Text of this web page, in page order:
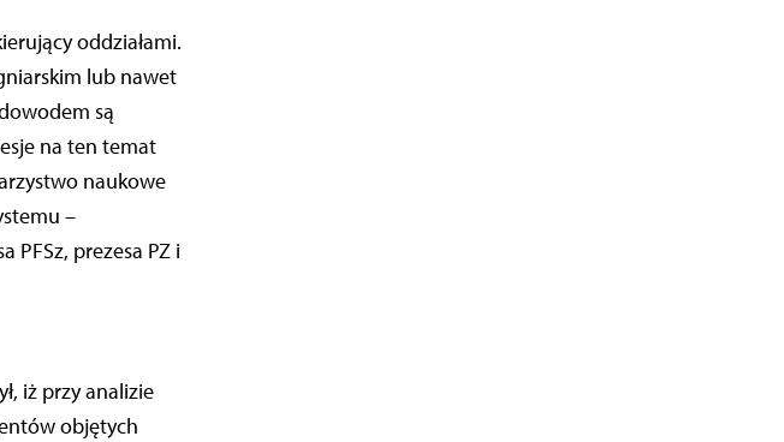
oddziałami.
lub nawet
są
na ten temat
naukowe
–
PFSz, prezesa PZ i
iż przy analizie
objętych